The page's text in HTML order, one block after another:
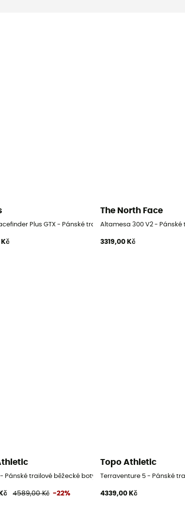
Plus GTX - Pánské trailové běžecké boty
The North Face
Altamesa 300 V2 - Pánské
3319,00 Kč
Pánské trailové běžecké boty
4589,00 Kč -22%
Topo Athletic
Terraventure 5 - Pánské
4339,00 Kč